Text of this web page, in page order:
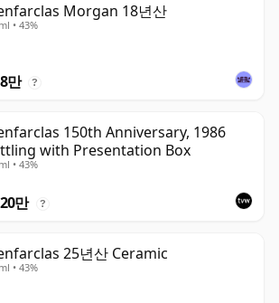
Morgan 18년산
• 43%
만 ?
150th Anniversary, 1986
with Presentation Box
• 43%
만 ?
25년산 Ceramic
• 43%